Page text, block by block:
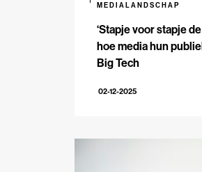
‘Stapje voor stapje
hoe media hun
Big Tech
MEDIALANDSCHAP
02-12-2025